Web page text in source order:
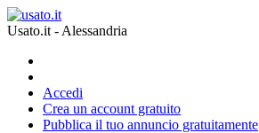
Usato.it - Alessandria
Accedi
Crea un account gratuito
Pubblica il tuo annuncio gratuitamente